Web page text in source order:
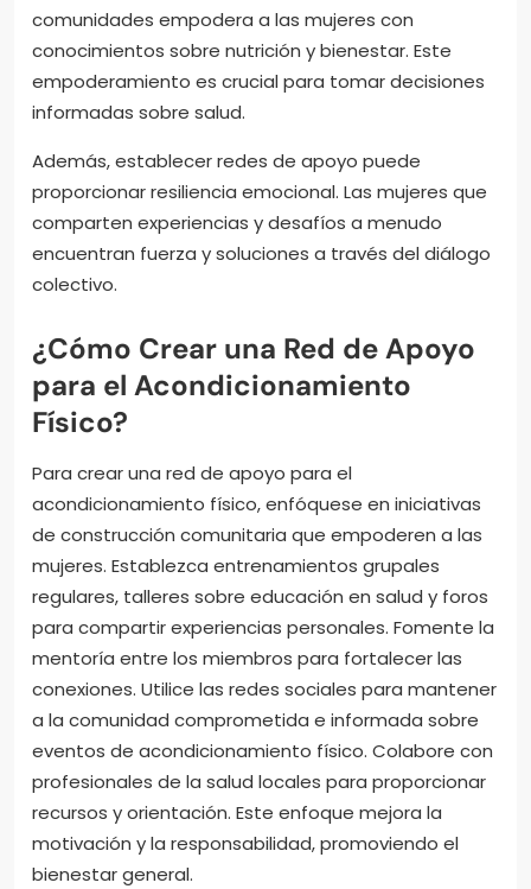
comunidades empodera a las mujeres con
conocimientos sobre nutrición y bienestar. Este
empoderamiento es crucial para tomar decisiones
informadas sobre salud.
Además, establecer redes de apoyo puede
proporcionar resiliencia emocional. Las mujeres que
comparten experiencias y desafíos a menudo
encuentran fuerza y soluciones a través del diálogo
colectivo.
¿Cómo Crear una Red de Apoyo
para el Acondicionamiento
Físico?
Para crear una red de apoyo para el
acondicionamiento físico, enfóquese en iniciativas
de construcción comunitaria que empoderen a las
mujeres. Establezca entrenamientos grupales
regulares, talleres sobre educación en salud y foros
para compartir experiencias personales. Fomente la
mentoría entre los miembros para fortalecer las
conexiones. Utilice las redes sociales para mantener
a la comunidad comprometida e informada sobre
eventos de acondicionamiento físico. Colabore con
profesionales de la salud locales para proporcionar
recursos y orientación. Este enfoque mejora la
motivación y la responsabilidad, promoviendo el
bienestar general.